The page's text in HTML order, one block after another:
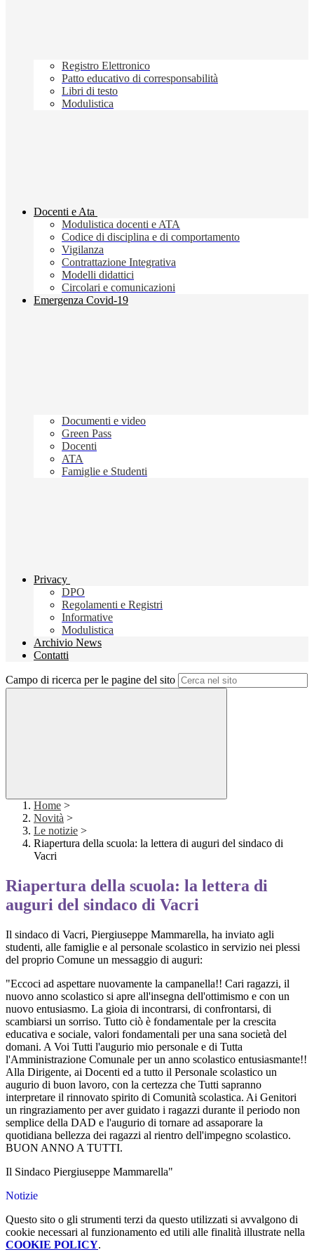
Registro Elettronico
Patto educativo di corresponsabilità
Libri di testo
Modulistica
Docenti e Ata
Modulistica docenti e ATA
Codice di disciplina e di comportamento
Vigilanza
Contrattazione Integrativa
Modelli didattici
Circolari e comunicazioni
Emergenza Covid-19
Documenti e video
Green Pass
Docenti
ATA
Famiglie e Studenti
Privacy
DPO
Regolamenti e Registri
Informative
Modulistica
Archivio News
Contatti
Campo di ricerca per le pagine del sito
Home >
Novità >
Le notizie >
Riapertura della scuola: la lettera di auguri del sindaco di
Vacri
Riapertura della scuola: la lettera di
auguri del sindaco di Vacri
Il sindaco di Vacri, Piergiuseppe Mammarella, ha inviato agli
studenti, alle famiglie e al personale scolastico in servizio nei plessi
del proprio Comune un messaggio di auguri:
"Eccoci ad aspettare nuovamente la campanella!! Cari ragazzi, il
nuovo anno scolastico si apre all'insegna dell'ottimismo e con un
nuovo entusiasmo. La gioia di incontrarsi, di confrontarsi, di
scambiarsi un sorriso. Tutto ciò è fondamentale per la crescita
educativa e sociale, valori fondamentali per una sana società del
domani. A Voi Tutti l'augurio mio personale e di Tutta
l'Amministrazione Comunale per un anno scolastico entusiasmante!!
Alla Dirigente, ai Docenti ed a tutto il Personale scolastico un
augurio di buon lavoro, con la certezza che Tutti sapranno
interpretare il rinnovato spirito di Comunità scolastica. Ai Genitori
un ringraziamento per aver guidato i ragazzi durante il periodo non
semplice della DAD e l'augurio di tornare ad assaporare la
quotidiana bellezza dei ragazzi al rientro dell'impegno scolastico.
BUON ANNO A TUTTI.
Il Sindaco Piergiuseppe Mammarella"
Notizie
Questo sito o gli strumenti terzi da questo utilizzati si avvalgono di
cookie necessari al funzionamento ed utili alle finalità illustrate nella
COOKIE POLICY.